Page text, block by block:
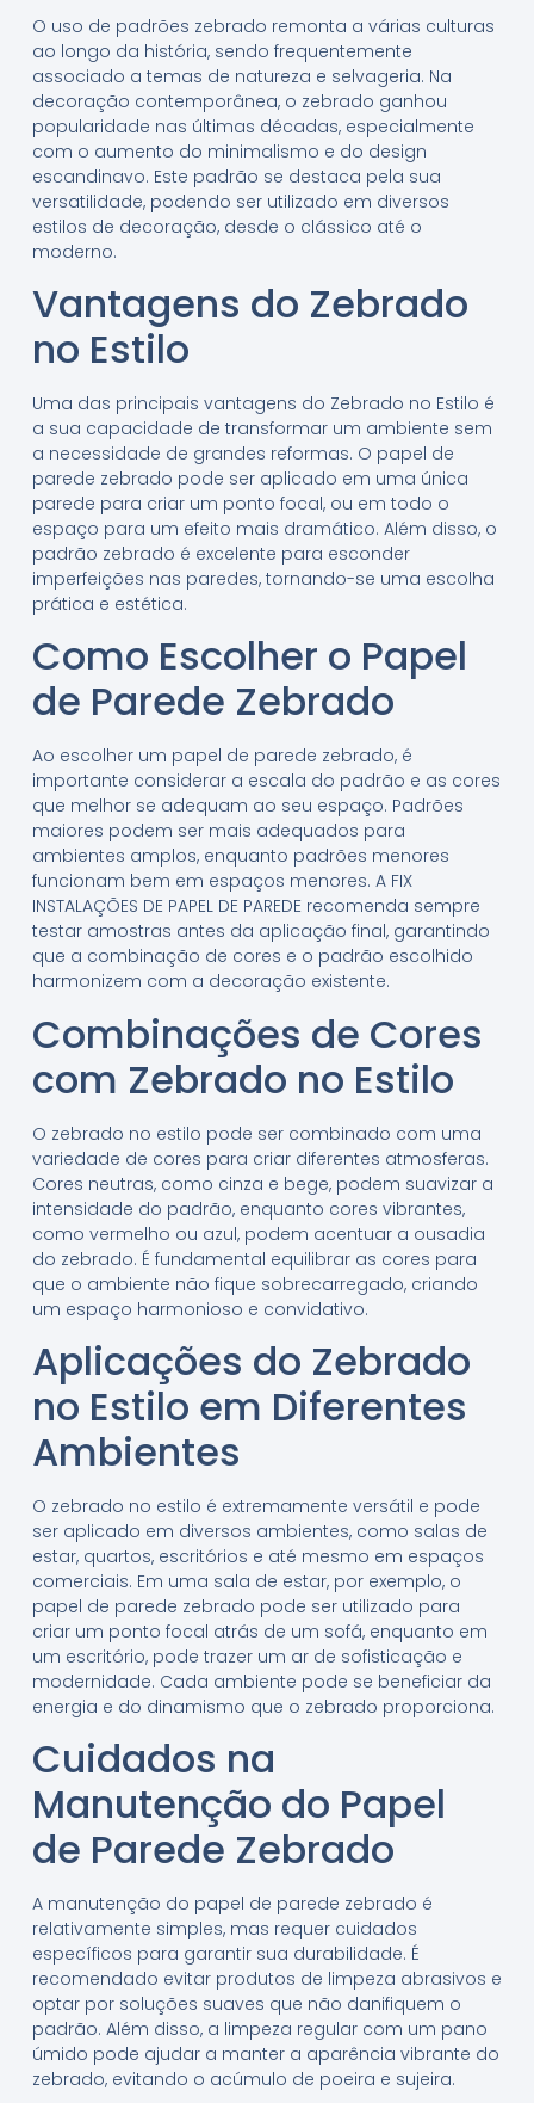
O uso de padrões zebrado remonta a várias culturas
ao longo da história, sendo frequentemente
associado a temas de natureza e selvageria. Na
decoração contemporânea, o zebrado ganhou
popularidade nas últimas décadas, especialmente
com o aumento do minimalismo e do design
escandinavo. Este padrão se destaca pela sua
versatilidade, podendo ser utilizado em diversos
estilos de decoração, desde o clássico até o
moderno.
Vantagens do Zebrado
no Estilo
Uma das principais vantagens do Zebrado no Estilo é
a sua capacidade de transformar um ambiente sem
a necessidade de grandes reformas. O papel de
parede zebrado pode ser aplicado em uma única
parede para criar um ponto focal, ou em todo o
espaço para um efeito mais dramático. Além disso, o
padrão zebrado é excelente para esconder
imperfeições nas paredes, tornando-se uma escolha
prática e estética.
Como Escolher o Papel
de Parede Zebrado
Ao escolher um papel de parede zebrado, é
importante considerar a escala do padrão e as cores
que melhor se adequam ao seu espaço. Padrões
maiores podem ser mais adequados para
ambientes amplos, enquanto padrões menores
funcionam bem em espaços menores. A FIX
INSTALAÇÕES DE PAPEL DE PAREDE recomenda sempre
testar amostras antes da aplicação final, garantindo
que a combinação de cores e o padrão escolhido
harmonizem com a decoração existente.
Combinações de Cores
com Zebrado no Estilo
O zebrado no estilo pode ser combinado com uma
variedade de cores para criar diferentes atmosferas.
Cores neutras, como cinza e bege, podem suavizar a
intensidade do padrão, enquanto cores vibrantes,
como vermelho ou azul, podem acentuar a ousadia
do zebrado. É fundamental equilibrar as cores para
que o ambiente não fique sobrecarregado, criando
um espaço harmonioso e convidativo.
Aplicações do Zebrado
no Estilo em Diferentes
Ambientes
O zebrado no estilo é extremamente versátil e pode
ser aplicado em diversos ambientes, como salas de
estar, quartos, escritórios e até mesmo em espaços
comerciais. Em uma sala de estar, por exemplo, o
papel de parede zebrado pode ser utilizado para
criar um ponto focal atrás de um sofá, enquanto em
um escritório, pode trazer um ar de sofisticação e
modernidade. Cada ambiente pode se beneficiar da
energia e do dinamismo que o zebrado proporciona.
Cuidados na
Manutenção do Papel
de Parede Zebrado
A manutenção do papel de parede zebrado é
relativamente simples, mas requer cuidados
específicos para garantir sua durabilidade. É
recomendado evitar produtos de limpeza abrasivos e
optar por soluções suaves que não danifiquem o
padrão. Além disso, a limpeza regular com um pano
úmido pode ajudar a manter a aparência vibrante do
zebrado, evitando o acúmulo de poeira e sujeira.